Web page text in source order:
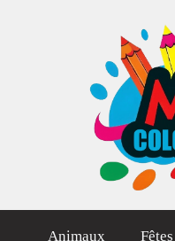
Animaux Fêtes